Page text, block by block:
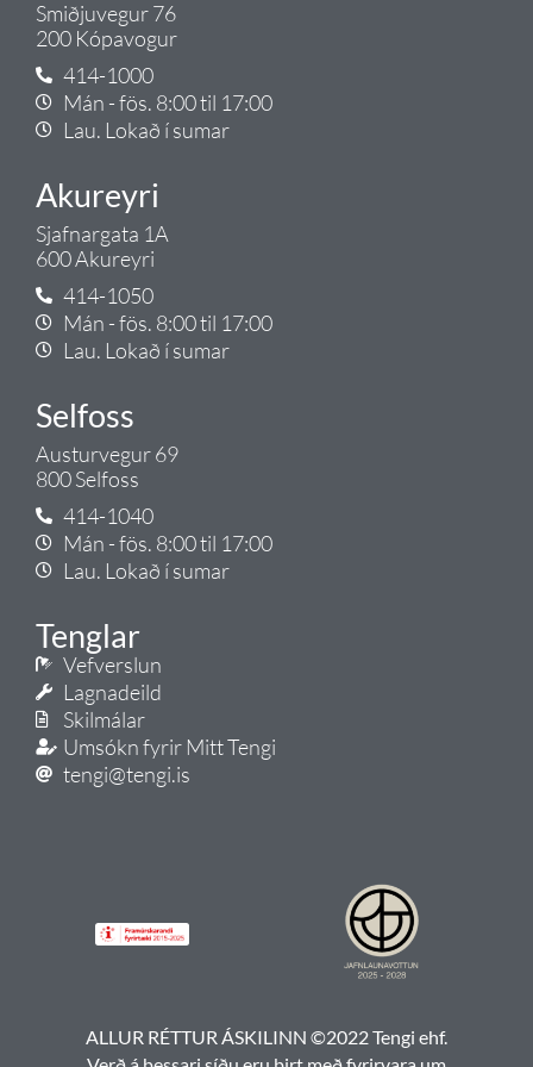
Smiðjuvegur 76
200 Kópavogur
414-1000
Mán - fös. 8:00 til 17:00
Lau. Lokað í sumar
Akureyri
Sjafnargata 1A
600 Akureyri
414-1050
Mán - fös. 8:00 til 17:00
Lau. Lokað í sumar
Selfoss
Austurvegur 69
800 Selfoss
414-1040
Mán - fös. 8:00 til 17:00
Lau. Lokað í sumar
Tenglar
Vefverslun
Lagnadeild
Skilmálar
Umsókn fyrir Mitt Tengi
tengi@tengi.is
ALLUR RÉTTUR ÁSKILINN ©2022 Tengi ehf.